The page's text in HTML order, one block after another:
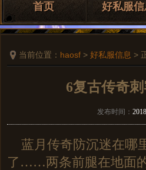
首页 好私服
当前位置： haosf > 好私服信息 >
6复古传奇
发布时间：
蓝月传奇防沉迷在哪
了……两条前腿在地面